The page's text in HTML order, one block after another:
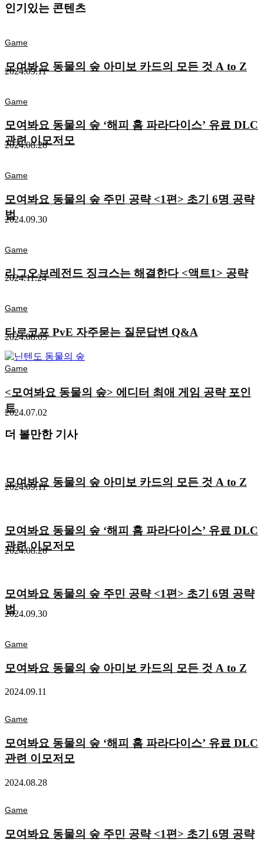
인기있는 콘텐츠
Game
모여봐요 동물의 숲 아미보 카드의 모든 것 A to Z
2024.09.11
Game
모여봐요 동물의 숲 ‘해피 홈 파라다이스’ 유료 DLC
관련 이모저모
2024.08.28
Game
모여봐요 동물의 숲 주민 공략 <1편> 초기 6명 공략
법
2024.09.30
Game
리그오브레전드 징크스는 해결한다 <액트1> 공략
2024.11.24
Game
타르코프 PvE 자주묻는 질문답변 Q&A
2024.08.05
Game
<모여봐요 동물의 숲> 에디터 최애 게임 공략 포인
트
2024.07.02
더 볼만한 기사
모여봐요 동물의 숲 아미보 카드의 모든 것 A to Z
2024.09.11
모여봐요 동물의 숲 ‘해피 홈 파라다이스’ 유료 DLC
관련 이모저모
2024.08.28
모여봐요 동물의 숲 주민 공략 <1편> 초기 6명 공략
법
2024.09.30
Game
모여봐요 동물의 숲 아미보 카드의 모든 것 A to Z
2024.09.11
Game
모여봐요 동물의 숲 ‘해피 홈 파라다이스’ 유료 DLC
관련 이모저모
2024.08.28
Game
모여봐요 동물의 숲 주민 공략 <1편> 초기 6명 공략